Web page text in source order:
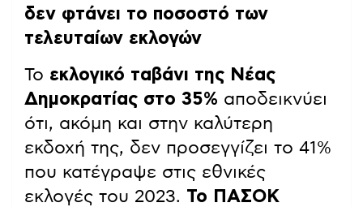
δεν φτάνει το ποσοστό των
τελευταίων εκλογών
Το εκλογικό ταβάνι της Νέας
Δημοκρατίας στο 35% αποδεικνύει
ότι, ακόμη και στην καλύτερη
εκδοχή της, δεν προσεγγίζει το 41%
που κατέγραψε στις εθνικές
εκλογές του 2023. Το ΠΑΣΟΚ